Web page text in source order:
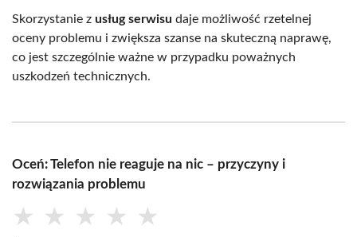
Skorzystanie z usług serwisu daje możliwość rzetelnej
oceny problemu i zwiększa szanse na skuteczną naprawę,
co jest szczególnie ważne w przypadku poważnych
uszkodzeń technicznych.
Oceń: Telefon nie reaguje na nic – przyczyny i
rozwiązania problemu
★ ★ ★ ★ ★